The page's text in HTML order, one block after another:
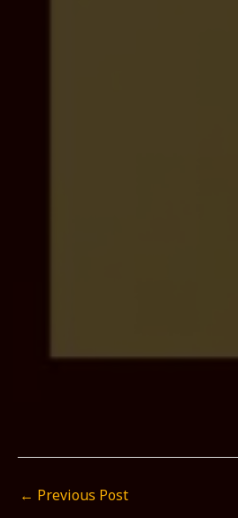
← Previous Post